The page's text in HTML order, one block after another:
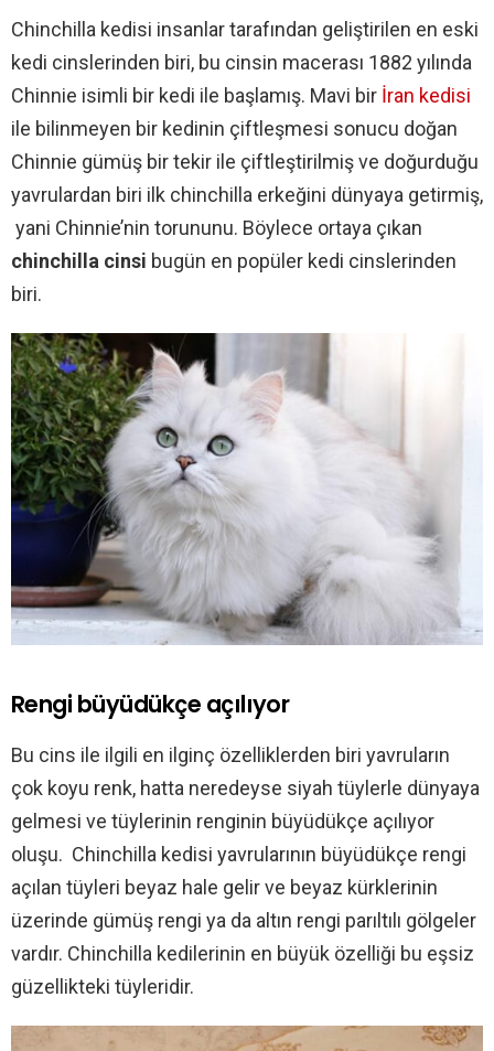
Chinchilla kedisi insanlar tarafından geliştirilen en eski
kedi cinslerinden biri, bu cinsin macerası 1882 yılında
Chinnie isimli bir kedi ile başlamış. Mavi bir İran kedisi
ile bilinmeyen bir kedinin çiftleşmesi sonucu doğan
Chinnie gümüş bir tekir ile çiftleştirilmiş ve doğurduğu
yavrulardan biri ilk chinchilla erkeğini dünyaya getirmiş,
yani Chinnie’nin torununu. Böylece ortaya çıkan
chinchilla cinsi bugün en popüler kedi cinslerinden
biri.
Rengi büyüdükçe açılıyor
Bu cins ile ilgili en ilginç özelliklerden biri yavruların
çok koyu renk, hatta neredeyse siyah tüylerle dünyaya
gelmesi ve tüylerinin renginin büyüdükçe açılıyor
oluşu. Chinchilla kedisi yavrularının büyüdükçe rengi
açılan tüyleri beyaz hale gelir ve beyaz kürklerinin
üzerinde gümüş rengi ya da altın rengi parıltılı gölgeler
vardır. Chinchilla kedilerinin en büyük özelliği bu eşsiz
güzellikteki tüyleridir.